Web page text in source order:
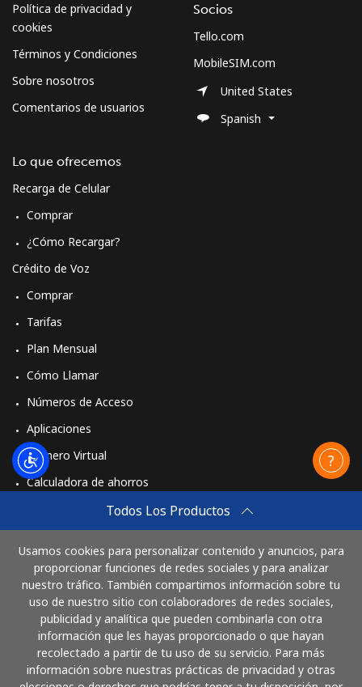
Todos Los Productos
Usamos cookies para personalizar contenido y anuncios, para
proporcionar funciones de redes sociales y para analizar
nuestro tráfico. También compartimos información sobre tu
uso de nuestro sitio con colaboradores de redes sociales,
publicidad y analítica que pueden combinarla con otra
información que les hayas proporcionado o que hayan
recolectado a partir de tu uso de su servicio. Para más
información sobre nuestras prácticas de privacidad y otras
Política de privacidad y
cookies
Términos y Condiciones
Sobre nosotros
Comentarios de usuarios
Lo que ofrecemos
Recarga de Celular
Comprar
¿Cómo Recargar?
Crédito de Voz
Comprar
Tarifas
Plan Mensual
Cómo Llamar
Números de Acceso
Aplicaciones
Número Virtual
Calculadora de ahorros
Cómo funciona
Socios
Tello.com
MobileSIM.com
United States
Spanish
Paga con